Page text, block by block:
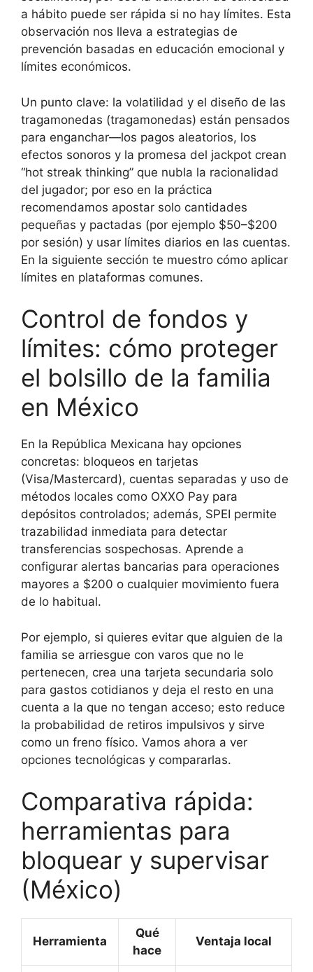
a hábito puede ser rápida si no hay límites. Esta
observación nos lleva a estrategias de
prevención basadas en educación emocional y
límites económicos.
Un punto clave: la volatilidad y el diseño de las
tragamonedas (tragamonedas) están pensados
para enganchar—los pagos aleatorios, los
efectos sonoros y la promesa del jackpot crean
“hot streak thinking” que nubla la racionalidad
del jugador; por eso en la práctica
recomendamos apostar solo cantidades
pequeñas y pactadas (por ejemplo $50–$200
por sesión) y usar límites diarios en las cuentas.
En la siguiente sección te muestro cómo aplicar
límites en plataformas comunes.
Control de fondos y
límites: cómo proteger
el bolsillo de la familia
en México
En la República Mexicana hay opciones
concretas: bloqueos en tarjetas
(Visa/Mastercard), cuentas separadas y uso de
métodos locales como OXXO Pay para
depósitos controlados; además, SPEI permite
trazabilidad inmediata para detectar
transferencias sospechosas. Aprende a
configurar alertas bancarias para operaciones
mayores a $200 o cualquier movimiento fuera
de lo habitual.
Por ejemplo, si quieres evitar que alguien de la
familia se arriesgue con varos que no le
pertenecen, crea una tarjeta secundaria solo
para gastos cotidianos y deja el resto en una
cuenta a la que no tengan acceso; esto reduce
la probabilidad de retiros impulsivos y sirve
como un freno físico. Vamos ahora a ver
opciones tecnológicas y compararlas.
Comparativa rápida:
herramientas para
bloquear y supervisar
(México)
Herramienta
Qué
hace
Ventaja local